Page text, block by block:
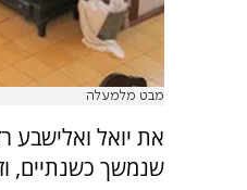
מבט מלמעלה
את יואל ואלישבע
שנמשך כשנתיים,